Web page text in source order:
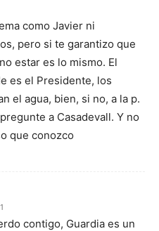
como Javier ni
pero si te garantizo que
estar es lo mismo. El
es el Presidente, los
el agua, bien, si no, a la p.
a Casadevall. Y no
que conozco
contigo, Guardia es un